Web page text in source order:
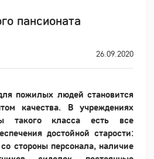
пансионата
26.09.2020
пожилых людей становится
качества. В учреждениях
такого класса есть все
достойной старости:
стороны персонала, наличие